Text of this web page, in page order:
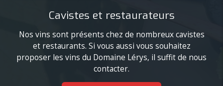
Cavistes et restaurateurs
Nos vins sont présents chez de nombreux cavistes
et restaurants. Si vous aussi vous souhaitez
proposer les vins du Domaine Lérys, il suffit de nous
contacter.